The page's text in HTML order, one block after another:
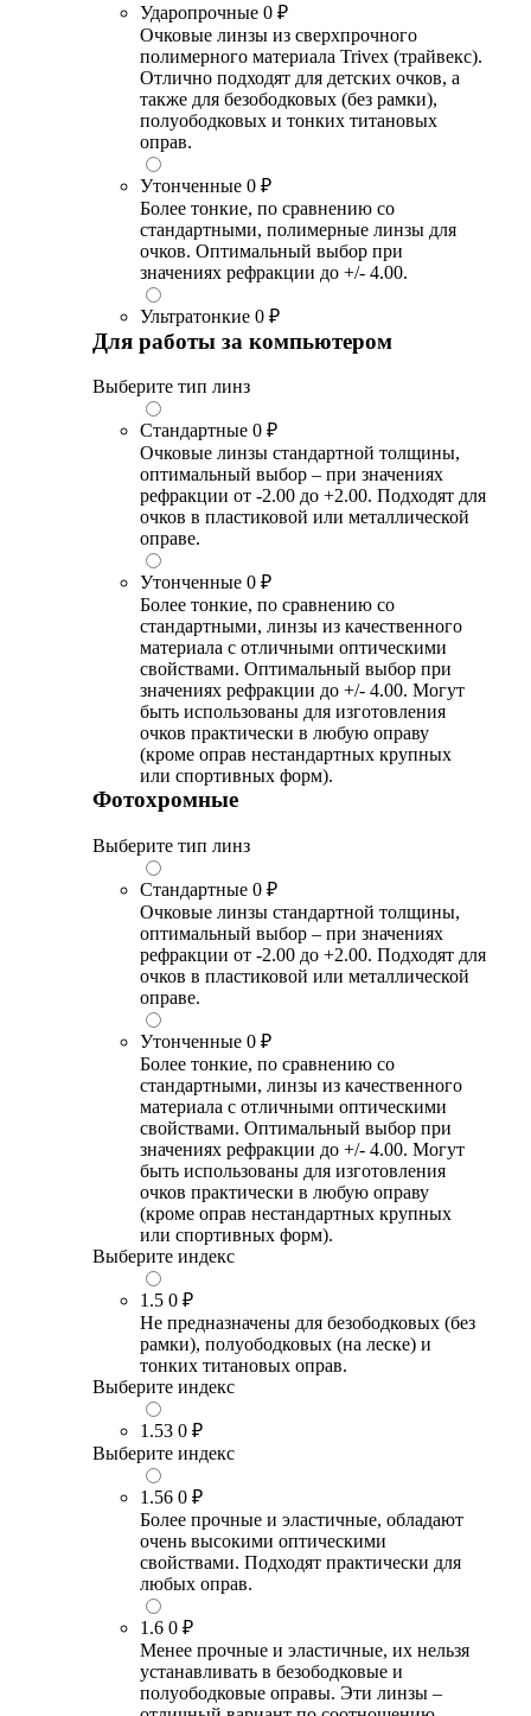
Ударопрочные 0 ₽
Очковые линзы из сверхпрочного
полимерного материала Trivex (трайвекс).
Отлично подходят для детских очков, а
также для безободковых (без рамки),
полуободковых и тонких титановых
оправ.
Утонченные 0 ₽
Более тонкие, по сравнению со
стандартными, полимерные линзы для
очков. Оптимальный выбор при
значениях рефракции до +/- 4.00.
Ультратонкие 0 ₽
Для работы за компьютером
Выберите тип линз
Стандартные 0 ₽
Очковые линзы стандартной толщины,
оптимальный выбор – при значениях
рефракции от -2.00 до +2.00. Подходят для
очков в пластиковой или металлической
оправе.
Утонченные 0 ₽
Более тонкие, по сравнению со
стандартными, линзы из качественного
материала с отличными оптическими
свойствами. Оптимальный выбор при
значениях рефракции до +/- 4.00. Могут
быть использованы для изготовления
очков практически в любую оправу
(кроме оправ нестандартных крупных
или спортивных форм).
Фотохромные
Выберите тип линз
Стандартные 0 ₽
Очковые линзы стандартной толщины,
оптимальный выбор – при значениях
рефракции от -2.00 до +2.00. Подходят для
очков в пластиковой или металлической
оправе.
Утонченные 0 ₽
Более тонкие, по сравнению со
стандартными, линзы из качественного
материала с отличными оптическими
свойствами. Оптимальный выбор при
значениях рефракции до +/- 4.00. Могут
быть использованы для изготовления
очков практически в любую оправу
(кроме оправ нестандартных крупных
или спортивных форм).
Выберите индекс
1.5 0 ₽
Не предназначены для безободковых (без
рамки), полуободковых (на леске) и
тонких титановых оправ.
Выберите индекс
1.53 0 ₽
Выберите индекс
1.56 0 ₽
Более прочные и эластичные, обладают
очень высокими оптическими
свойствами. Подходят практически для
любых оправ.
1.6 0 ₽
Менее прочные и эластичные, их нельзя
устанавливать в безободковые и
полуободковые оправы. Эти линзы –